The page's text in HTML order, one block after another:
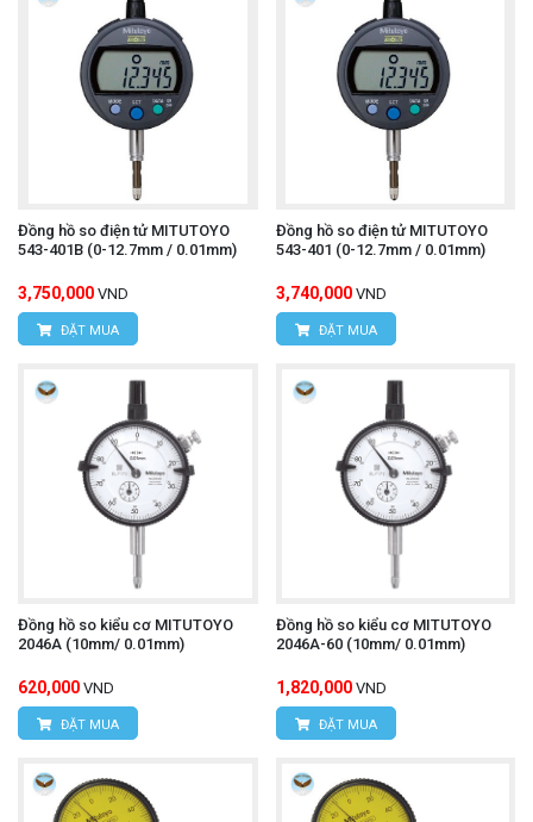
Đồng hồ so điện tử MITUTOYO
543-401B (0-12.7mm / 0.01mm)
3,750,000 VND
ĐẶT MUA
Đồng hồ so điện tử MITUTOYO
543-401 (0-12.7mm / 0.01mm)
3,740,000 VND
ĐẶT MUA
Đồng hồ so kiểu cơ MITUTOYO
2046A (10mm/ 0.01mm)
620,000 VND
ĐẶT MUA
Đồng hồ so kiểu cơ MITUTOYO
2046A-60 (10mm/ 0.01mm)
1,820,000 VND
ĐẶT MUA